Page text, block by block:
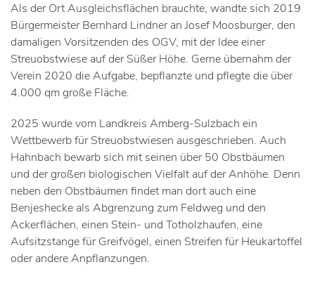
Als der Ort Ausgleichsflächen brauchte, wandte sich 2019
Bürgermeister Bernhard Lindner an Josef Moosburger, den
damaligen Vorsitzenden des OGV, mit der Idee einer
Streuobstwiese auf der Süßer Höhe. Gerne übernahm der
Verein 2020 die Aufgabe, bepflanzte und pflegte die über
4.000 qm große Fläche.
2025 wurde vom Landkreis Amberg-Sulzbach ein
Wettbewerb für Streuobstwiesen ausgeschrieben. Auch
Hahnbach bewarb sich mit seinen über 50 Obstbäumen
und der großen biologischen Vielfalt auf der Anhöhe. Denn
neben den Obstbäumen findet man dort auch eine
Benjeshecke als Abgrenzung zum Feldweg und den
Ackerflächen, einen Stein- und Totholzhaufen, eine
Aufsitzstange für Greifvögel, einen Streifen für Heukartoffel
oder andere Anpflanzungen.